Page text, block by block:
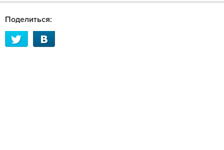
Поделиться: